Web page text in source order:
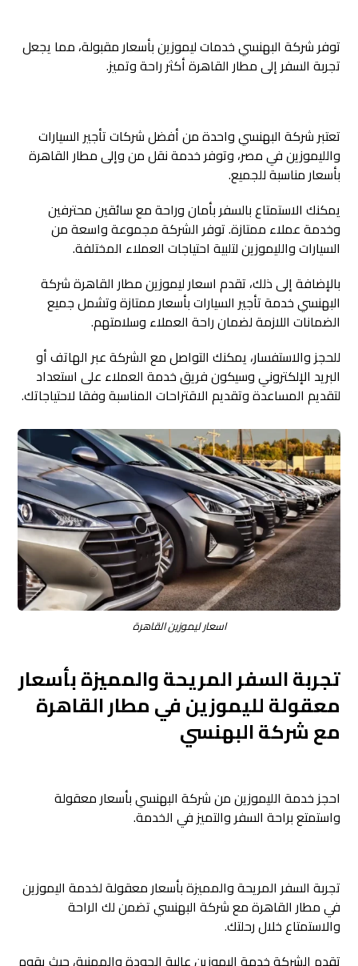
توفر شركة البهنسي خدمات ليموزين بأسعار مقبولة، مما يجعل
تجربة السفر إلى مطار القاهرة أكثر راحة وتميز.
تعتبر شركة البهنسي واحدة من أفضل شركات تأجير السيارات
والليموزين في مصر، وتوفر خدمة نقل من وإلى مطار القاهرة
بأسعار مناسبة للجميع.
يمكنك الاستمتاع بالسفر بأمان وراحة مع سائقين محترفين
وخدمة عملاء ممتازة. توفر الشركة مجموعة واسعة من
السيارات والليموزين لتلبية احتياجات العملاء المختلفة.
بالإضافة إلى ذلك، تقدم اسعار ليموزين مطار القاهرة شركة
البهنسي خدمة تأجير السيارات بأسعار ممتازة وتشمل جميع
الضمانات اللازمة لضمان راحة العملاء وسلامتهم.
للحجز والاستفسار، يمكنك التواصل مع الشركة عبر الهاتف أو
البريد الإلكتروني وسيكون فريق خدمة العملاء على استعداد
لتقديم المساعدة وتقديم الاقتراحات المناسبة وفقا لاحتياجاتك.
اسعار ليموزين القاهرة
تجربة السفر المريحة والمميزة بأسعار
معقولة لليموزين في مطار القاهرة
مع شركة البهنسي
احجز خدمة الليموزين من شركة البهنسي بأسعار معقولة
واستمتع براحة السفر والتميز في الخدمة.
تجربة السفر المريحة والمميزة بأسعار معقولة لخدمة اليموزين
في مطار القاهرة مع شركة البهنسي تضمن لك الراحة
والاستمتاع خلال رحلتك.